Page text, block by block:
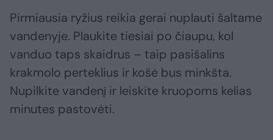
Pirmiausia ryžius reikia gerai nuplauti šaltame
vandenyje. Plaukite tiesiai po čiaupu, kol
vanduo taps skaidrus – taip pasišalins
krakmolo perteklius ir košė bus minkšta.
Nupilkite vandenį ir leiskite kruopoms kelias
minutes pastovėti.